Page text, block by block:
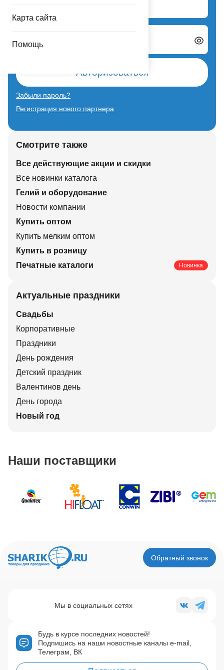
Карта сайта
Помощь
Авторизоваться
Забыли пароль?
Регистрация нового партнера
Смотрите также
Все действующие акции и скидки
Все новинки каталога
Гелий и оборудование
Новости компании
Купить оптом
Купить мелким оптом
Купить в розницу
Печатные каталоги
Новинка
Актуальные праздники
Свадьбы
Корпоративные
Праздники
День рождения
Детский праздник
Валентинов день
День города
Новый год
Наши поставщики
Обратный звонок
Будь в курсе последних новостей!
Подпишись на наши новостные каналы e-mail,
Телеграм, ВК
Мы в социальных сетях